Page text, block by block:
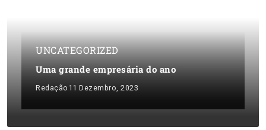
UNCATEGORIZED
Uma grande empresária do ano
Redação 11 Dezembro, 2023